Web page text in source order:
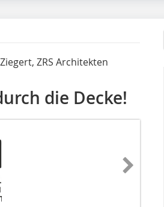
ZRS Architekten
die Decke!